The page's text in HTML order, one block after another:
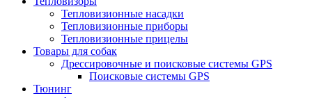
Тепловизионные насадки
Тепловизионные приборы
Тепловизионные прицелы
Товары для собак
Дрессировочные и поисковые системы GPS
Поисковые системы GPS
Тюнинг